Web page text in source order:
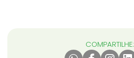
COMPARTILHE: